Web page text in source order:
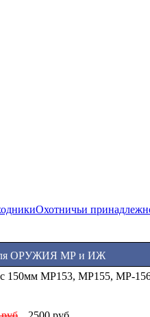
Охотничьи
ОРУЖИЯ МР и ИЖ
МР (ИЖ) 12 калибра в